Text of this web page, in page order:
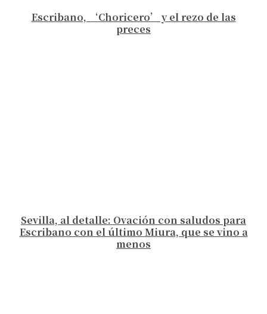
Escribano, ‘Choricero’ y el rezo de las
preces
Sevilla, al detalle: Ovación con saludos para
Escribano con el último Miura, que se vino a
menos